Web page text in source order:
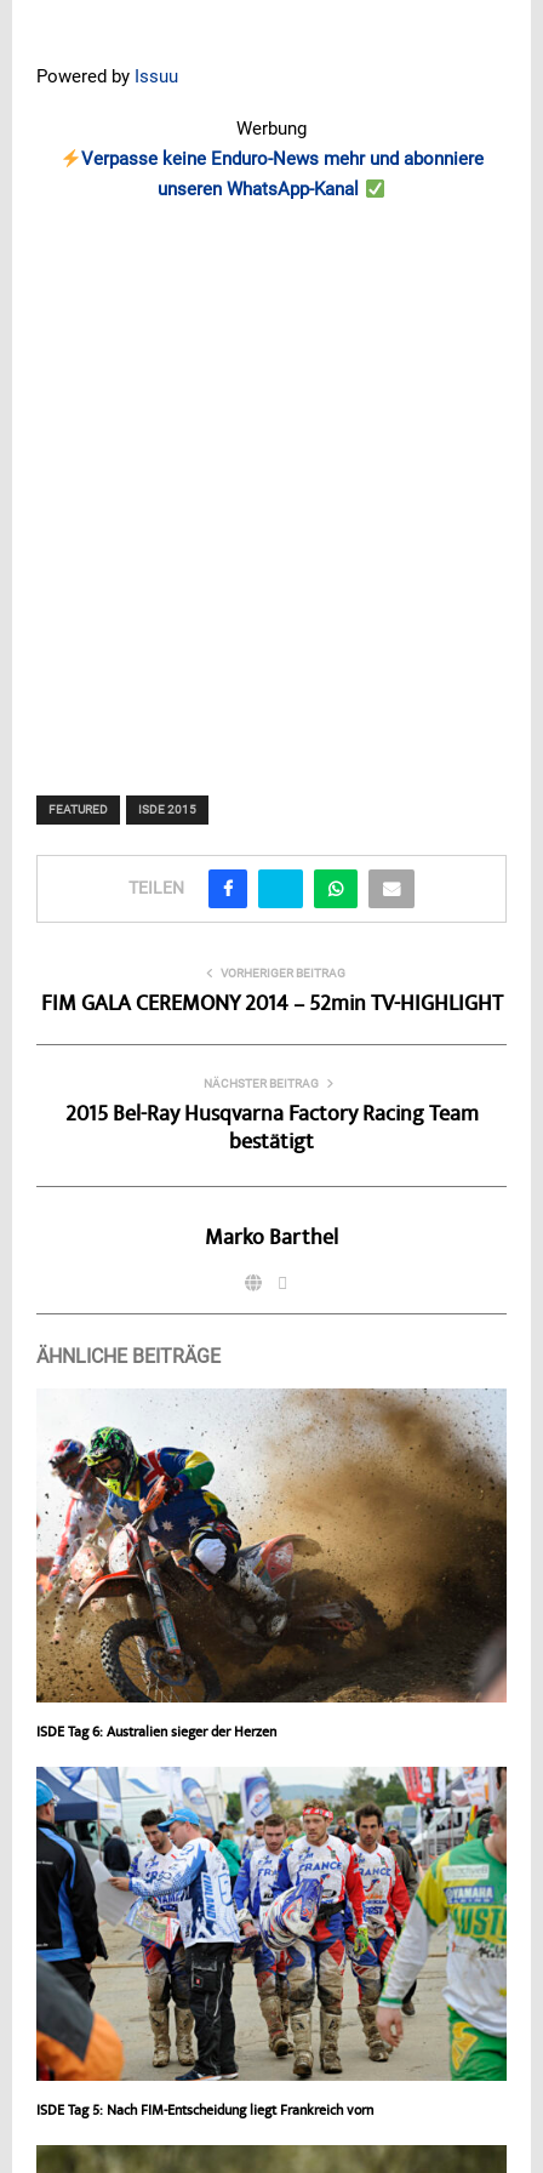
Powered by Issuu
Werbung
Verpasse keine Enduro-News mehr und abonniere
unseren WhatsApp-Kanal
FEATURED ISDE 2015
TEILEN
VORHERIGER BEITRAG
FIM GALA CEREMONY 2014 – 52min TV-HIGHLIGHT
NÄCHSTER BEITRAG
2015 Bel-Ray Husqvarna Factory Racing Team
bestätigt
Marko Barthel
ÄHNLICHE BEITRÄGE
ISDE Tag 6: Australien sieger der Herzen
ISDE Tag 5: Nach FIM-Entscheidung liegt Frankreich vorn